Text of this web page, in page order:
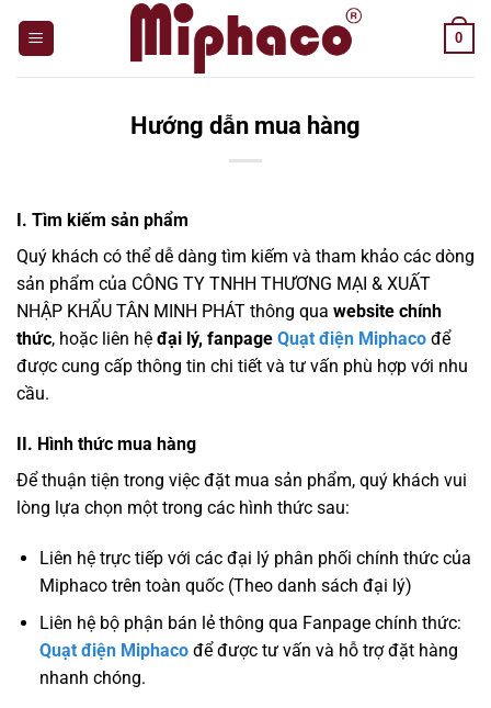
0
Hướng dẫn mua hàng
I. Tìm kiếm sản phẩm
Quý khách có thể dễ dàng tìm kiếm và tham khảo các dòng
sản phẩm của CÔNG TY TNHH THƯƠNG MẠI & XUẤT
NHẬP KHẨU TÂN MINH PHÁT thông qua website chính
thức, hoặc liên hệ đại lý, fanpage Quạt điện Miphaco để
được cung cấp thông tin chi tiết và tư vấn phù hợp với nhu
cầu.
II. Hình thức mua hàng
Để thuận tiện trong việc đặt mua sản phẩm, quý khách vui
lòng lựa chọn một trong các hình thức sau:
Liên hệ trực tiếp với các đại lý phân phối chính thức của
Miphaco trên toàn quốc (Theo danh sách đại lý)
Liên hệ bộ phận bán lẻ thông qua Fanpage chính thức:
Quạt điện Miphacođể được tư vấn và hỗ trợ đặt hàng
nhanh chóng.